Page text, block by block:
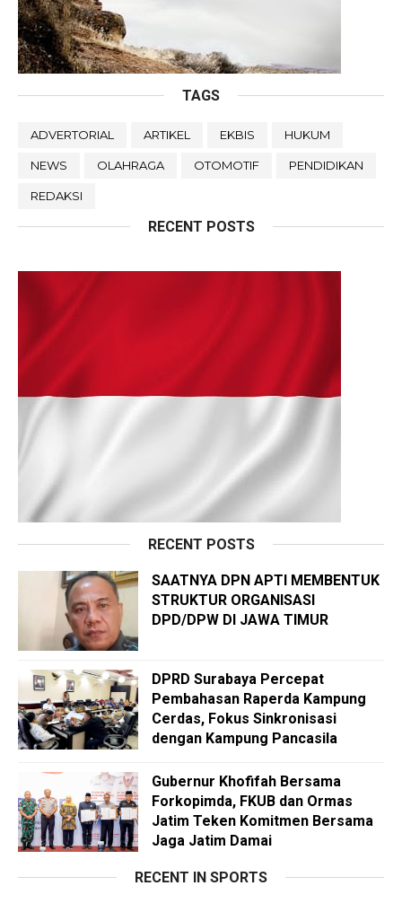
TAGS
ADVERTORIAL ARTIKEL EKBIS HUKUM
NEWS OLAHRAGA OTOMOTIF PENDIDIKAN
REDAKSI
RECENT POSTS
RECENT POSTS
SAATNYA DPN APTI MEMBENTUK
STRUKTUR ORGANISASI
DPD/DPW DI JAWA TIMUR
DPRD Surabaya Percepat
Pembahasan Raperda Kampung
Cerdas, Fokus Sinkronisasi
dengan Kampung Pancasila
Gubernur Khofifah Bersama
Forkopimda, FKUB dan Ormas
Jatim Teken Komitmen Bersama
Jaga Jatim Damai
RECENT IN SPORTS